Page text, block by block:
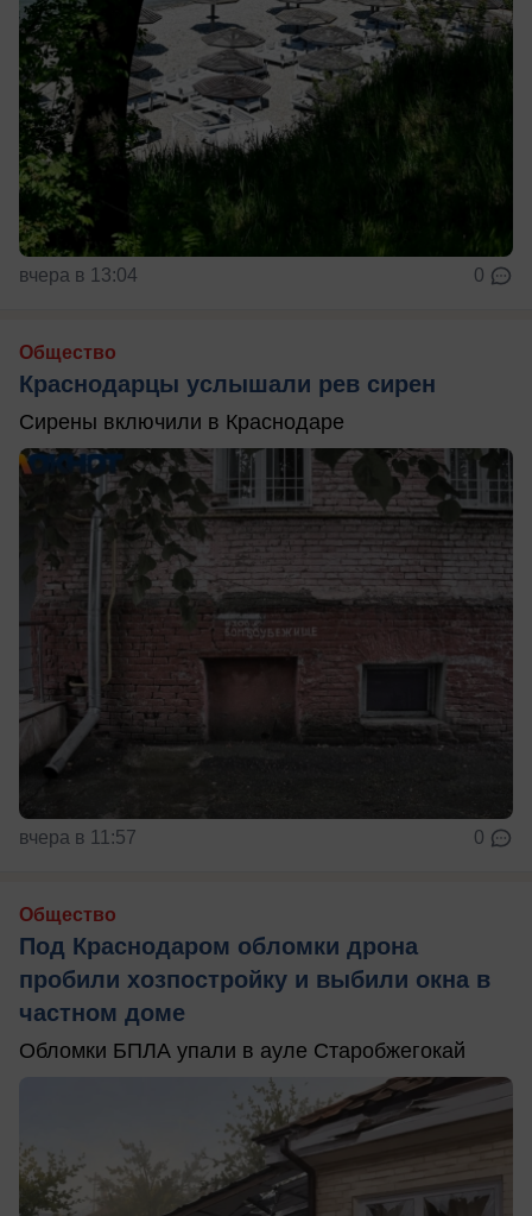
вчера в 13:04 0
Общество
Краснодарцы услышали рев сирен
Сирены включили в Краснодаре
вчера в 11:57 0
Общество
Под Краснодаром обломки дрона
пробили хозпостройку и выбили окна в
частном доме
Обломки БПЛА упали в ауле Старобжегокай